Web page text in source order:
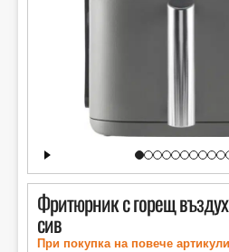
Фритюрник с горещ
сив
При покупка на повече